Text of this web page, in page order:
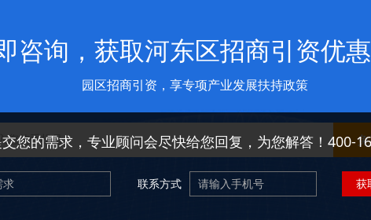
您的需求，专业顾问会尽快给您回复，为您解答！400-
联系方式 获
咨询，获取河东区招商引资优
园区招商引资，享专项产业发展扶持政策